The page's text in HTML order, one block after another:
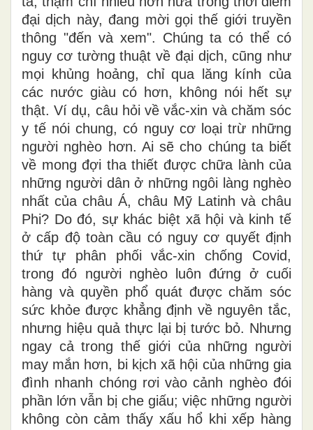
đại dịch này, đang mời gọi thế giới truyền
thông "đến và xem". Chúng ta có thể có
nguy cơ tường thuật về đại dịch, cũng như
mọi khủng hoảng, chỉ qua lăng kính của
các nước giàu có hơn, không nói hết sự
thật. Ví dụ, câu hỏi về vắc-xin và chăm sóc
y tế nói chung, có nguy cơ loại trừ những
người nghèo hơn. Ai sẽ cho chúng ta biết
về mong đợi tha thiết được chữa lành của
những người dân ở những ngôi làng nghèo
nhất của châu Á, châu Mỹ Latinh và châu
Phi? Do đó, sự khác biệt xã hội và kinh tế
ở cấp độ toàn cầu có nguy cơ quyết định
thứ tự phân phối vắc-xin chống Covid,
trong đó người nghèo luôn đứng ở cuối
hàng và quyền phổ quát được chăm sóc
sức khỏe được khẳng định về nguyên tắc,
nhưng hiệu quả thực lại bị tước bỏ. Nhưng
ngay cả trong thế giới của những người
may mắn hơn, bi kịch xã hội của những gia
đình nhanh chóng rơi vào cảnh nghèo đói
phần lớn vẫn bị che giấu; việc những người
không còn cảm thấy xấu hổ khi xếp hàng